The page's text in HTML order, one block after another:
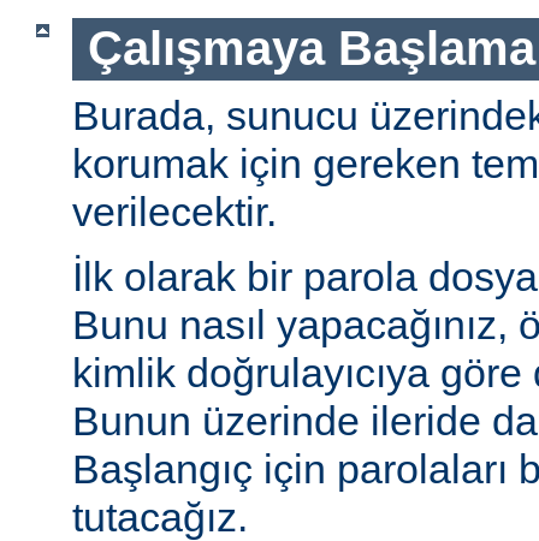
Çalışmaya Başlama
Burada, sunucu
korumak için gereken
verilecektir.
İlk olarak bir parola
Bunu nasıl
kimlik doğrulayıcıya
Bunun üzerinde ileride
Başlangıç için parolaları
tutacağız.